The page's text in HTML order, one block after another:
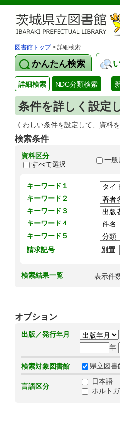
図書館トップ> 詳細検索
かんたん検索
詳細検索 NDC分類検索
条件を詳しく設定
くわしい条件を設定して、資料
検索条件
資料区分
すべて選択
一般
キーワード１
キーワード２
キーワード３
キーワード４
キーワード５
請求記号
別置
検索結果一覧 表示件
オプション
出版／発行年月
年
検索対象図書館 県立図書
言語区分
日本語
ポルト